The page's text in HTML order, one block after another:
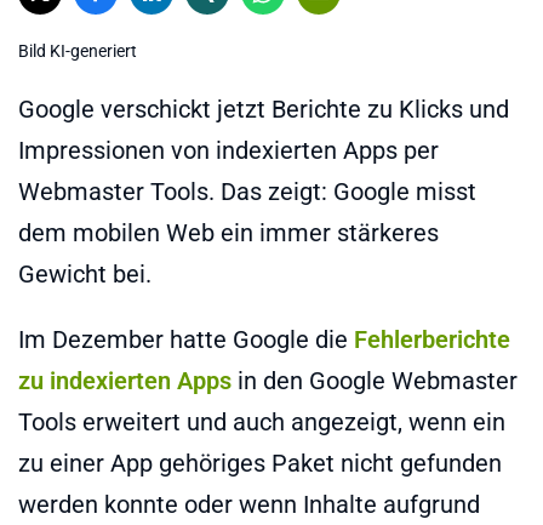
Bild KI-generiert
Google verschickt jetzt Berichte zu Klicks und
Impressionen von indexierten Apps per
Webmaster Tools. Das zeigt: Google misst
dem mobilen Web ein immer stärkeres
Gewicht bei.
Im Dezember hatte Google die Fehlerberichte
zu indexierten Apps in den Google Webmaster
Tools erweitert und auch angezeigt, wenn ein
zu einer App gehöriges Paket nicht gefunden
werden konnte oder wenn Inhalte aufgrund